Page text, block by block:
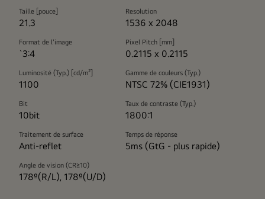
Taille [pouce]
21.3
Resolution
1536 x 2048
Format de l'image
`3:4
Pixel Pitch [mm]
0.2115 x 0.2115
Luminosité (Typ.) [cd/m²]
1100
Gamme de couleurs (Typ.)
NTSC 72% (CIE1931)
Bit
10bit
Taux de contraste (Typ.)
1800:1
Traitement de surface
Anti-reflet
Temps de réponse
5ms (GtG - plus rapide)
Angle de vision (CR≥10)
178º(R/L), 178º(U/D)